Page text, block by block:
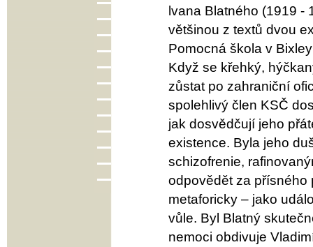
lvana Blatného (1919 -
většinou z textů dvou
Pomocná škola v
Když se křehký,
zůstat po zahraniční
spolehlivý člen KSČ
jak dosvědčují jeho
existence. Byla jeho
schizofrenie,
odpovědět za přísného
metaforicky – jako
vůle. Byl Blatný
nemoci obdivuje